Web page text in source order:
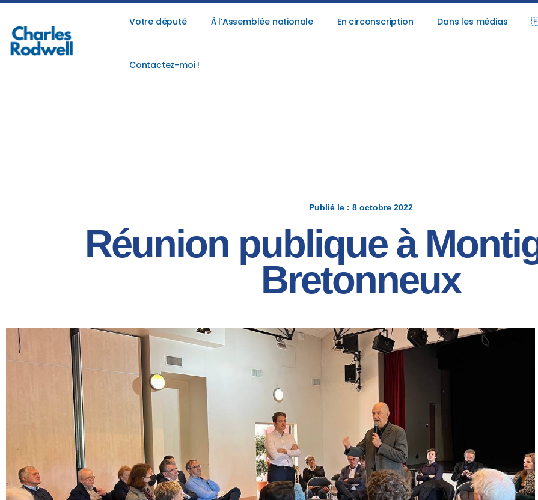
Votre député À l’Assemblée nationale En circonscription Dans les médias
Contactez-moi !
Publié le : 8 octobre 2022
Réunion publique à
Bretonneux